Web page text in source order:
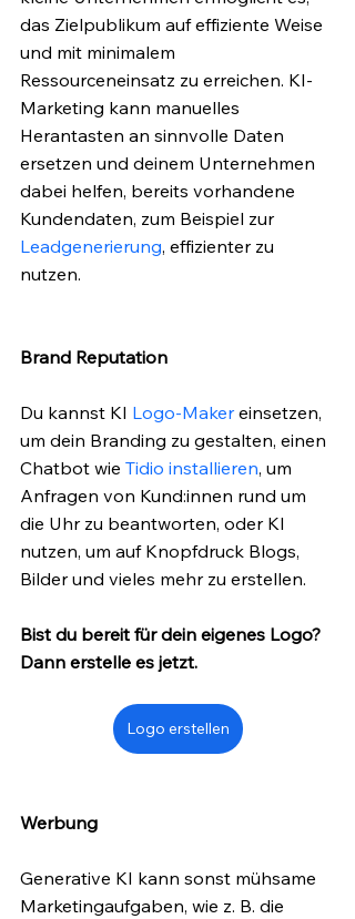
das Zielpublikum auf effiziente Weise
und mit minimalem
Ressourceneinsatz zu erreichen. KI-
Marketing kann manuelles
Herantasten an sinnvolle Daten
ersetzen und deinem Unternehmen
dabei helfen, bereits vorhandene
Kundendaten, zum Beispiel zur
Leadgenerierung, effizienter zu
nutzen.
Brand Reputation
Du kannst KI Logo-Maker einsetzen,
um dein Branding zu gestalten, einen
Chatbot wie Tidio installieren, um
Anfragen von Kund:innen rund um
die Uhr zu beantworten, oder KI
nutzen, um auf Knopfdruck Blogs,
Bilder und vieles mehr zu erstellen.
Bist du bereit für dein eigenes Logo?
Dann erstelle es jetzt.
Logo erstellen
Werbung
Generative KI kann sonst mühsame
Marketingaufgaben, wie z. B. die